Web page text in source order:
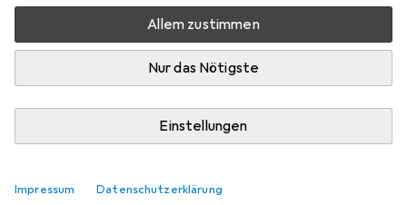
Allem zustimmen
Nur das Nötigste
Einstellungen
Impressum Datenschutzerklärung
Mo, 10.8. geliefert
Mehr als 10 Stück an Lager beim Drittanbieter
Lieferort angeben für genaue Lieferzeit